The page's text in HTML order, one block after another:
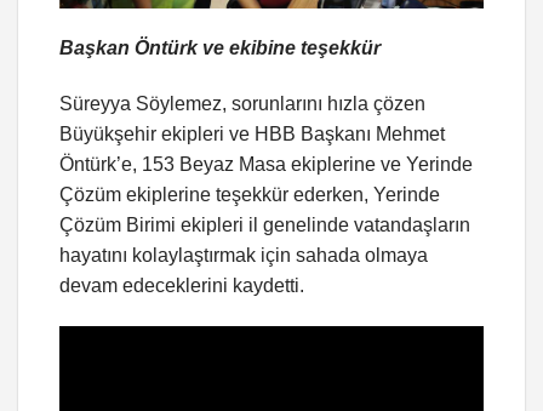
Başkan Öntürk ve ekibine teşekkür
Süreyya Söylemez, sorunlarını hızla çözen
Büyükşehir ekipleri ve HBB Başkanı Mehmet
Öntürk’e, 153 Beyaz Masa ekiplerine ve Yerinde
Çözüm ekiplerine teşekkür ederken, Yerinde
Çözüm Birimi ekipleri il genelinde vatandaşların
hayatını kolaylaştırmak için sahada olmaya
devam edeceklerini kaydetti.